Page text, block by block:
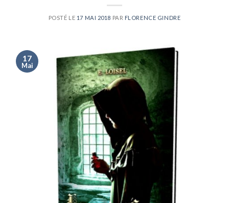
POSTÉ LE 17 MAI 2018 PAR FLORENCE GINDRE
17
Mai